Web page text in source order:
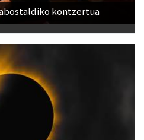
kontzertua